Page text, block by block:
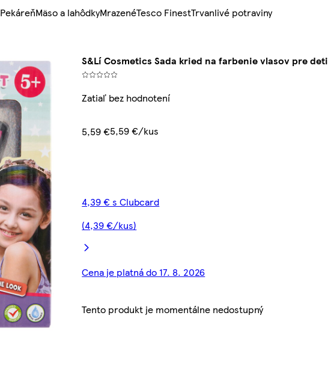
PekáreňMäso a lahôdkyMrazenéTesco FinestTrvanlivé potraviny
S&Lí Cosmetics Sada kried na farbenie vlasov pre deti
Zatiaľ bez hodnotení
5,59 €5,59 €/kus
4,39 € s Clubcard
(4,39 €/kus)
Cena je platná do 17. 8. 2026
Tento produkt je momentálne nedostupný